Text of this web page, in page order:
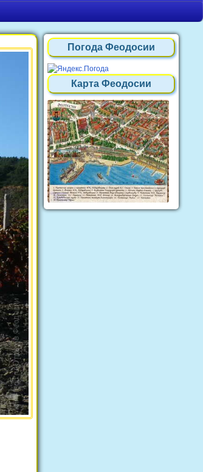
Погода Феодосии
Карта Феодосии